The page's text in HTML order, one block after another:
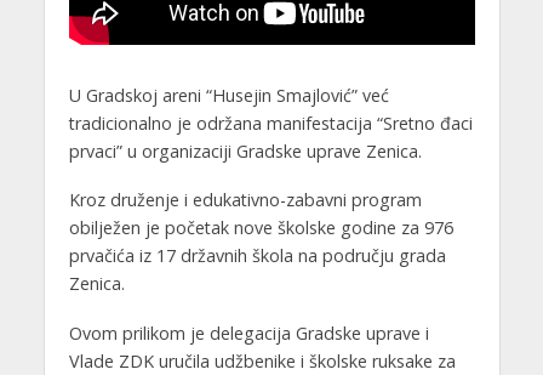
U Gradskoj areni “Husejin Smajlović” već
tradicionalno je održana manifestacija “Sretno đaci
prvaci” u organizaciji Gradske uprave Zenica.
Kroz druženje i edukativno-zabavni program
obilježen je početak nove školske godine za 976
prvačića iz 17 državnih škola na području grada
Zenica.
Ovom prilikom je delegacija Gradske uprave i
Vlade ZDK uručila udžbenike i školske ruksake za